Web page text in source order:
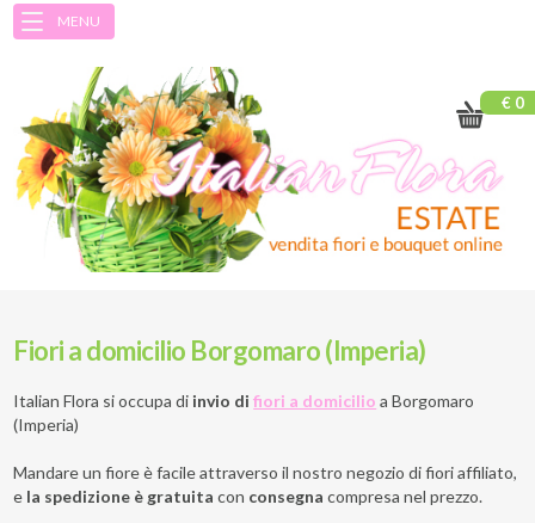
MENU
€ 0
Fiori a domicilio Borgomaro (Imperia)
Italian Flora si occupa di invio difiori a domicilio a Borgomaro
(Imperia)
Mandare un fiore è facile attraverso il nostro negozio di fiori affiliato,
e la spedizione è gratuita con consegna compresa nel prezzo.